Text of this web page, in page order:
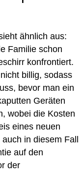
ähnlich aus:
Familie schon
konfrontiert.
billig, sodass
bevor man ein
Geräten
wobei die Kosten
eines neuen
in diesem Fall
auf den
der